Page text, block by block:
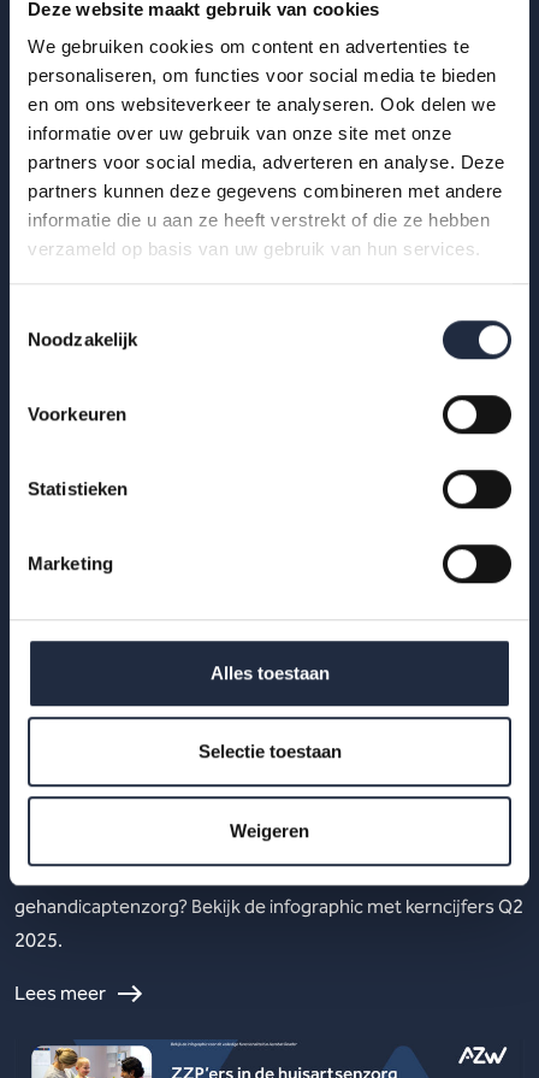
Deze website maakt gebruik van cookies
We gebruiken cookies om content en advertenties te
personaliseren, om functies voor social media te bieden
en om ons websiteverkeer te analyseren. Ook delen we
informatie over uw gebruik van onze site met onze
partners voor social media, adverteren en analyse. Deze
partners kunnen deze gegevens combineren met andere
informatie die u aan ze heeft verstrekt of die ze hebben
verzameld op basis van uw gebruik van hun services.
Noodzakelijk
Voorkeuren
Statistieken
Marketing
Alles toestaan
Selectie toestaan
Weigeren
29 okt 2025
Infographic: zzp’ers in de
gehandicaptenzorg
Hoe ervaren zzp’ers het werken in de gehandicaptenzorg?
Bekijk de infographic met kerncijfers 2025.
Lees meer
Werknemers- en werkgeversenquête 2e
kwartaal 2025 – Gehandicaptenzorg
Hoe ervaren werknemers en werkgevers het werken in de
gehandicaptenzorg? Bekijk de infographic met kerncijfers Q2
2025.
Lees meer